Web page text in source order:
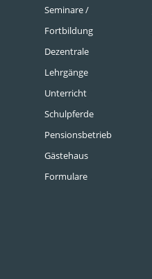
Seminare /
Fortbildung
Dezentrale
Lehrgänge
Unterricht
Schulpferde
Pensionsbetrieb
Gästehaus
Formulare